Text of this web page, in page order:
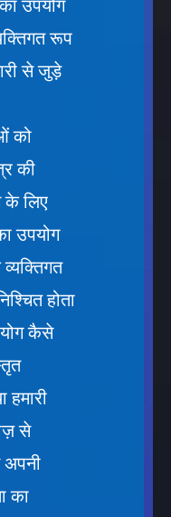
उपयोग
रूप
से जुड़े
को
की
के लिए
उपयोग
होता
कैसे
हमारी
से
अपनी
का